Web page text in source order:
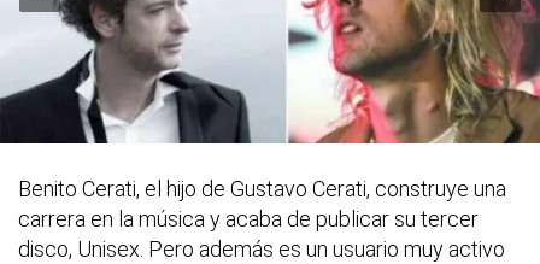
Benito Cerati, el hijo de Gustavo Cerati, construye una
carrera en la música y acaba de publicar su tercer
disco, Unisex. Pero además es un usuario muy activo